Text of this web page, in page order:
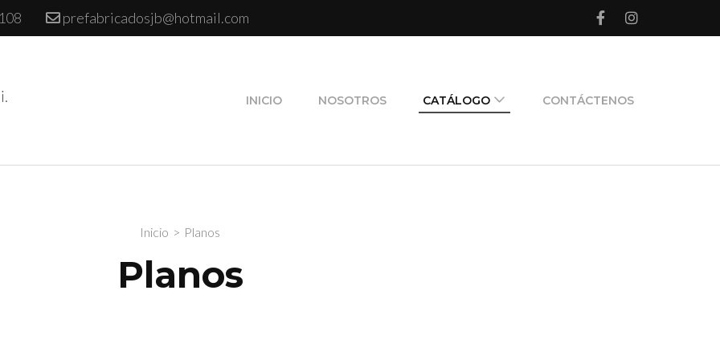
prefabricadosjb@hotmail.com
INICIO NOSOTROS CATÁLOGO CONTÁCTENOS
Inicio > Planos
Planos